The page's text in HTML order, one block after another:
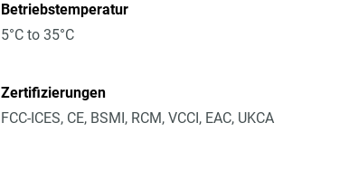
Betriebstemperatur
5°C to 35°C
Zertifizierungen
FCC-ICES, CE, BSMI, RCM, VCCI, EAC, UKCA